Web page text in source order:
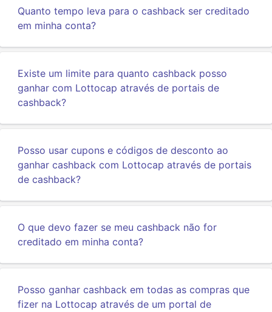
Quanto tempo leva para o cashback ser creditado
em minha conta?
Existe um limite para quanto cashback posso
ganhar com Lottocap através de portais de
cashback?
Posso usar cupons e códigos de desconto ao
ganhar cashback com Lottocap através de portais
de cashback?
O que devo fazer se meu cashback não for
creditado em minha conta?
Posso ganhar cashback em todas as compras que
fizer na Lottocap através de um portal de